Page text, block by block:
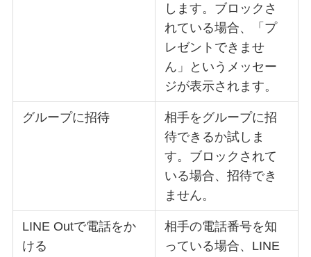
します。ブロックさ
れている場合、「プ
レゼントできませ
ん」というメッセー
ジが表示されます。
グループに招待
相手をグループに招
待できるか試しま
す。ブロックされて
いる場合、招待でき
ません。
LINE Outで電話をか
ける
相手の電話番号を知
っている場合、LINE